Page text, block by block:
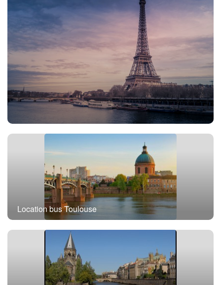
Location bus Paris
Location bus Toulouse